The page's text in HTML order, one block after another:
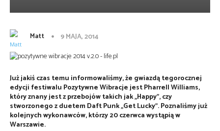
Matt 9 MAJA, 2014
Już jakiś czas temu informowaliśmy, że gwiazdą tegorocznej
edycji festiwalu Pozytywne Wibracje jest Pharrell Williams,
który znany jest z przebojów takich jak „Happy”, czy
stworzonego z duetem Daft Punk „Get Lucky”. Poznaliśmy już
kolejnych wykonawców, którzy 20 czerwca wystąpią w
Warszawie.